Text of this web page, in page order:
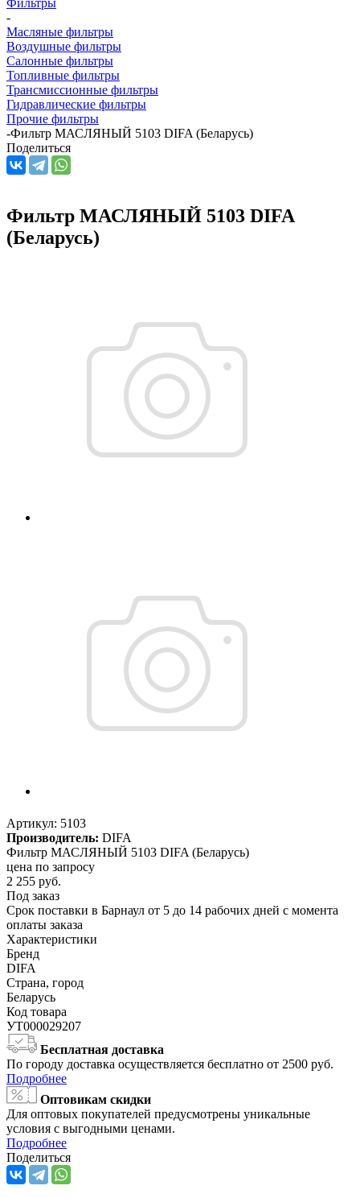
-
Масляные фильтры
Воздушные фильтры
Салонные фильтры
Топливные фильтры
Трансмиссионные фильтры
Гидравлические фильтры
Прочие фильтры
-Фильтр МАСЛЯНЫЙ 5103 DIFA (Беларусь)
Поделиться
Фильтр МАСЛЯНЫЙ 5103 DIFA
(Беларусь)
Артикул: 5103
Производитель: DIFA
Фильтр МАСЛЯНЫЙ 5103 DIFA (Беларусь)
цена по запросу
2 255 руб.
Под заказ
Срок поставки в Барнаул от 5 до 14 рабочих дней с момента
оплаты заказа
Характеристики
Бренд
DIFA
Страна, город
Беларусь
Код товара
УТ000029207
Бесплатная доставка
По городу доставка осуществляется бесплатно от 2500 руб.
Подробнее
Оптовикам скидки
Для оптовых покупателей предусмотрены уникальные
условия с выгодными ценами.
Подробнее
Поделиться